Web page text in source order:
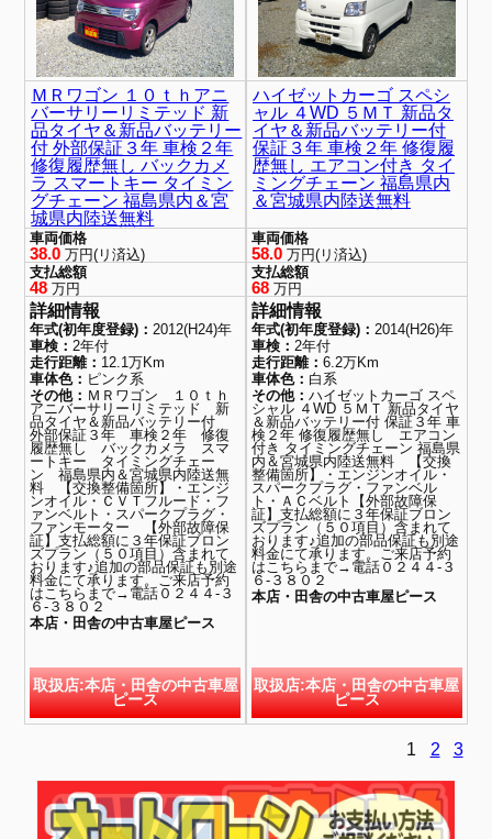
ＭＲワゴン １０ｔｈアニ
バーサリーリミテッド 新
品タイヤ＆新品バッテリー
付 外部保証３年 車検２年
修復履歴無し バックカメ
ラ スマートキー タイミン
グチェーン 福島県内＆宮
城県内陸送無料
車両価格
38.0 万円(リ済込)
支払総額
48 万円
詳細情報
年式(初年度登録)：2012(H24)年
車検：2年付
走行距離： 12.1万Km
車体色： ピンク系
その他： ＭＲワゴン １０ｔｈ
アニバーサリーリミテッド 新
品タイヤ＆新品バッテリー付
外部保証３年 車検２年 修復
履歴無し バックカメラ スマ
ートキー タイミングチェー
ン 福島県内＆宮城県内陸送無
料 【交換整備箇所】・エンジ
ンオイル・ＣＶＴフルード・フ
ァンベルト・スパークプラグ・
ファンモーター 【外部故障保
証】支払総額に３年保証ブロン
ズプラン（５０項目）含まれて
おります♪追加の部品保証も別途
料金にて承ります。ご来店予約
はこちらまで→電話０２４４-３
６-３８０２
本店・田舎の中古車屋ピース
取扱店:本店・田舎の中古車屋
ピース
ハイゼットカーゴ スペシ
ャル ４WD ５ＭＴ 新品タ
イヤ＆新品バッテリー付
保証３年 車検２年 修復履
歴無し エアコン付き タイ
ミングチェーン 福島県内
＆宮城県内陸送無料
車両価格
58.0万円(リ済込)
支払総額
68万円
詳細情報
年式(初年度登録)： 2014(H26)年
車検： 2年付
走行距離： 6.2万Km
車体色： 白系
その他： ハイゼットカーゴ スペ
シャル ４WD ５ＭＴ 新品タイヤ
＆新品バッテリー付 保証３年 車
検２年 修復履歴無し エアコン
付き タイミングチェーン 福島県
内＆宮城県内陸送無料 【交換
整備箇所】・エンジンオイル・
スパークプラグ・ファンベル
ト・ＡＣベルト【外部故障保
証】支払総額に３年保証ブロン
ズプラン（５０項目）含まれて
おります♪追加の部品保証も別途
料金にて承ります。ご来店予約
はこちらまで→電話０２４４-３
６-３８０２
本店・田舎の中古車屋ピース
取扱店:本店・田舎の中古車屋
ピース
1 2 3